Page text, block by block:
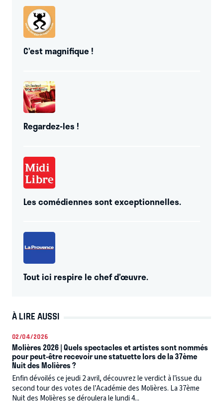
partir de 12 ans
C’est magnifique !
Regardez-les !
Les comédiennes sont exceptionnelles.
Tout ici respire le chef d’œuvre.
À LIRE AUSSI
02/04/2026
Molières 2026 | Quels spectacles et artistes sont nommés
pour peut-être recevoir une statuette lors de la 37ème
Nuit des Molières ?
Enfin dévoilés ce jeudi 2 avril, découvrez le verdict à l’issue du
second tour des votes de l’Académie des Molières. La 37ème
Nuit des Molières se déroulera le lundi 4...